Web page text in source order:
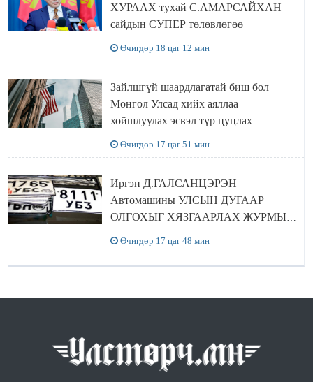
ХУРААХ тухай С.АМАРСАЙХАН
сайдын СУПЕР төлөвлөгөө
Өчигдөр 18 цаг 12 мин
Зайлшгүй шаардлагатай биш бол
Монгол Улсад хийх аяллаа
хойшлуулах эсвэл түр цуцлах
Өчигдөр 17 цаг 51 мин
Иргэн Д.ГАЛСАНЦЭРЭН
Автомашины УЛСЫН ДУГААР
ОЛГОХЫГ ХЯЗГААРЛАХ ЖУРМЫГ
Өчигдөр 17 цаг 48 мин